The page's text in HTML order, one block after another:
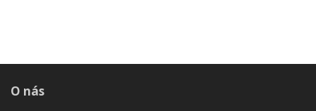
O nás